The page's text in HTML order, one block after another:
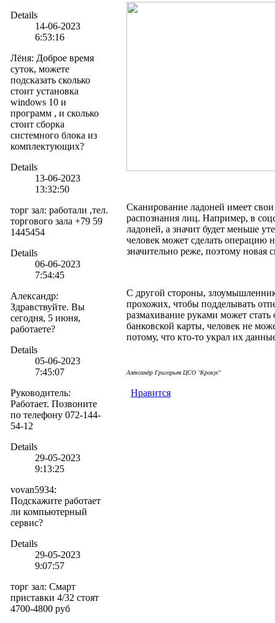
Details
14-06-2023
6:53:16
Лёня: Доброе время
суток, можете
подсказать сколько
стоит установка
windows 10 и
программ , и сколько
стоит сборка
системного блока из
комплектующих?
Details
13-06-2023
13:32:50
торг зал: работали ,тел.
торгового зала +79 59
1445454
Details
06-06-2023
7:54:45
Александр:
Здравствуйте. Вы
сегодня, 5 июня,
работаете?
Details
05-06-2023
7:45:07
Руководитель:
Работает. Позвоните
по телефону 072-144-
54-12
Details
29-05-2023
9:13:25
vovan5934:
Подскажите работает
ли компьютерный
сервис?
Details
29-05-2023
9:07:57
торг зал: Смарт
приставки 4/32 стоят
4700-4800 руб
Сканирование ладоней имеет
распознания лиц. Например, в
ладоней, а значит будет меньше
человек может сделать операцию
значительно реже, поэтому новая
С другой стороны,
прохожих, чтобы подделывать
размахивание руками может
банковской карты, человек не
потому, что кто-то украл их
Александр Григорьев ЦСО "Крокус"
Нравится